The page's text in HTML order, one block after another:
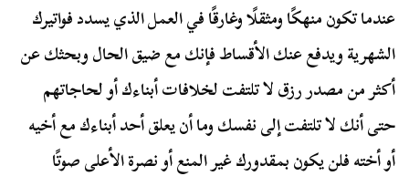
عندما تكون منهكًا ومثقلًا وغارقًا في العمل الذي يسدد فواتيرك
الشهرية ويدفع عنك الأقساط فإنك مع ضيق الحال وبحثك عن
أكثر من مصدر رزق لا تلتفت لخلافات أبناءك أو لحاجاتهم
حتى أنك لا تلتفت إلى نفسك وما أن يعلق أحد أبناءك مع أخيه
أو أخته فلن يكون بمقدورك غير المنع أو نصرة الأعلى صوتًا